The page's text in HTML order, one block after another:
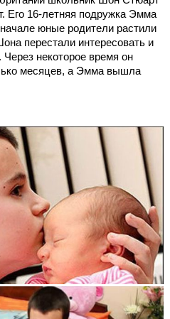
Его 16-летняя подружка Эмма
юные родители растили
перестали интересовать и
некоторое время он
месяцев, а Эмма вышла